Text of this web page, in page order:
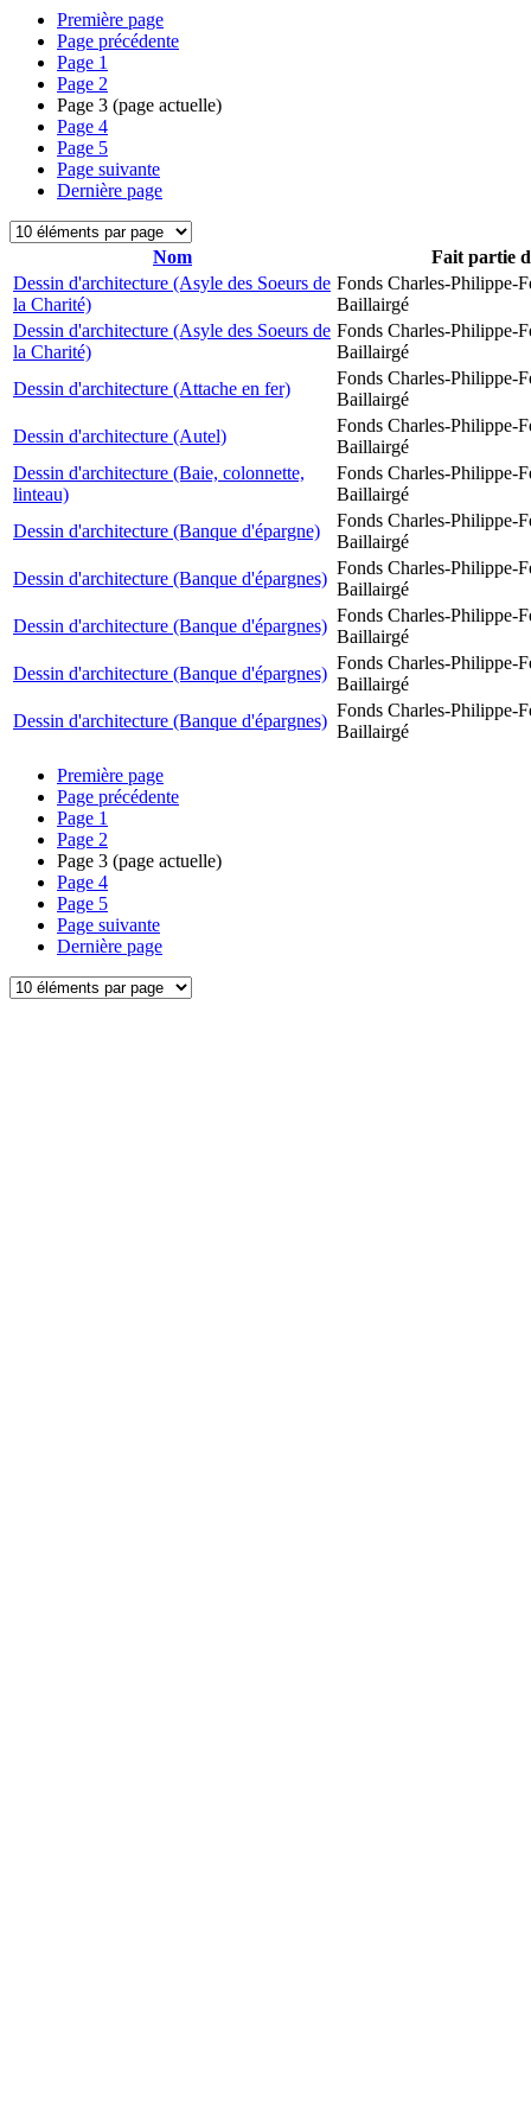
Première page
Page précédente
Page 1
Page 2
Page 3 (page actuelle)
Page 4
Page 5
Page suivante
Dernière page
Nom
Fait partie
Dessin d'architecture (Asyle des Soeurs de
la Charité)
Fonds Charles-Philippe-
Baillairgé
Dessin d'architecture (Asyle des Soeurs de
la Charité)
Fonds Charles-Philippe-
Baillairgé
Dessin d'architecture (Attache en fer)
Fonds Charles-Philippe-
Baillairgé
Dessin d'architecture (Autel)
Fonds Charles-Philippe-
Baillairgé
Dessin d'architecture (Baie, colonnette,
linteau)
Fonds Charles-Philippe-
Baillairgé
Dessin d'architecture (Banque d'épargne)
Fonds Charles-Philippe-
Baillairgé
Dessin d'architecture (Banque d'épargnes)
Fonds Charles-Philippe-
Baillairgé
Dessin d'architecture (Banque d'épargnes)
Fonds Charles-Philippe-
Baillairgé
Dessin d'architecture (Banque d'épargnes)
Fonds Charles-Philippe-
Baillairgé
Dessin d'architecture (Banque d'épargnes)
Fonds Charles-Philippe-
Baillairgé
Première page
Page précédente
Page 1
Page 2
Page 3 (page actuelle)
Page 4
Page 5
Page suivante
Dernière page